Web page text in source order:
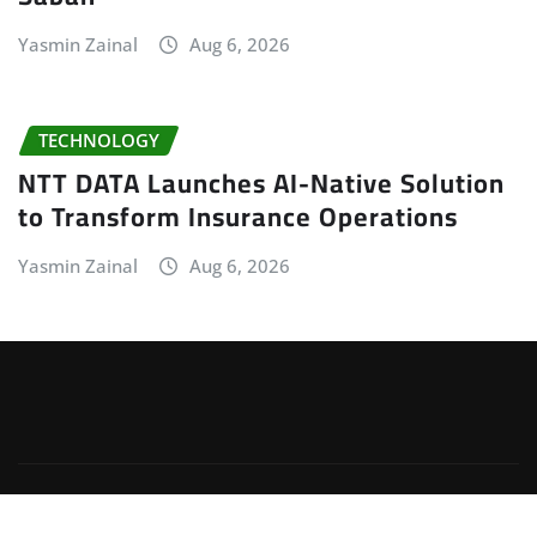
Yasmin Zainal Aug 6, 2026
TECHNOLOGY
NTT DATA Launches AI-Native Solution
to Transform Insurance Operations
Yasmin Zainal Aug 6, 2026